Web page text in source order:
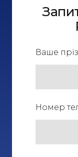
Ваше
Номер